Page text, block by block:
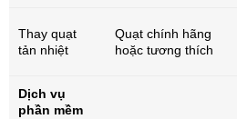
Thay quạt
tản nhiệt
Quạt chính hãng
hoặc tương thích
Dịch vụ
phần mềm